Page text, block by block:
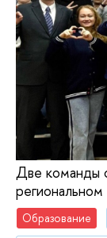
Две команды
Образование